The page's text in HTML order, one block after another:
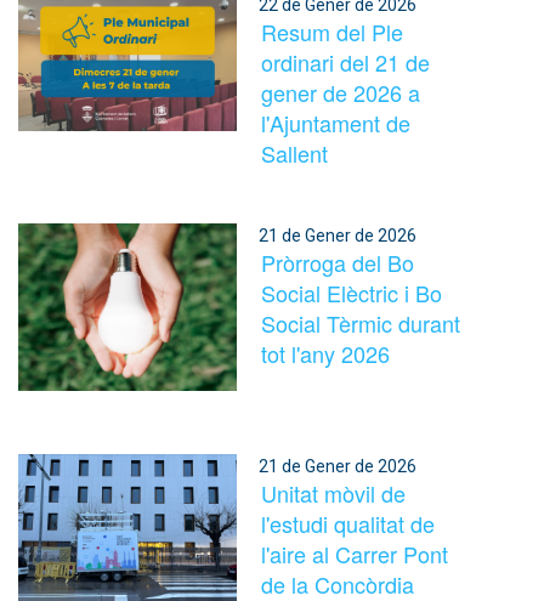
22 de Gener de 2026
Resum del Ple
ordinari del 21 de
gener de 2026 a
l'Ajuntament de
Sallent
21 de Gener de 2026
Pròrroga del Bo
Social Elèctric i Bo
Social Tèrmic durant
tot l'any 2026
21 de Gener de 2026
Unitat mòvil de
l'estudi qualitat de
l'aire al Carrer Pont
de la Concòrdia